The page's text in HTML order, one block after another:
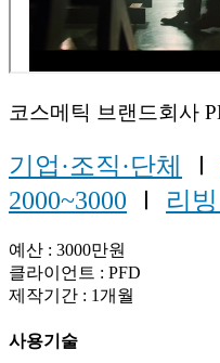
코스메틱 브랜드회사
기업·조직·단체 Ⅰ
2000~3000 Ⅰ 리
예산 : 3000만원
클라이언트 : PFD
제작기간 : 1개월
사용기술